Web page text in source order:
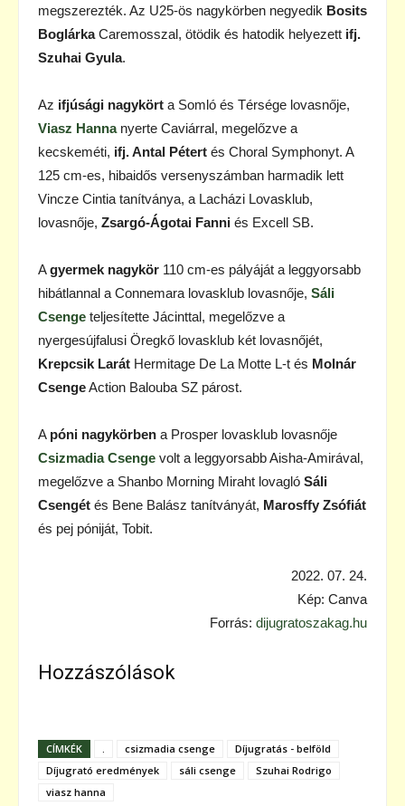
megszerezték. Az U25-ös nagykörben negyedik Bosits
BoglárkaCaremosszal, ötödik és hatodik helyezett ifj.
Szuhai Gyula.
Az ifjúsági nagykört a Somló és Térsége lovasnője,
Viasz Hannanyerte Caviárral, megelőzve a
kecskeméti, ifj. Antal Pétert és Choral Symphonyt. A
125 cm-es, hibaidős versenyszámban harmadik lett
Vincze Cintia tanítványa, a Lacházi Lovasklub,
lovasnője, Zsargó-Ágotai Fanni és Excell SB.
Agyermek nagykör 110 cm-es pályáját a leggyorsabb
hibátlannal a Connemara lovasklub lovasnője, Sáli
Csenge teljesítette Jácinttal, megelőzve a
nyergesújfalusi Öregkő lovasklub két lovasnőjét,
Krepcsik Larát Hermitage De La Motte L-t és Molnár
CsengeAction Balouba SZ párost.
A póni nagykörben a Prosper lovasklub lovasnője
Csizmadia Csenge volt a leggyorsabb Aisha-Amirával,
megelőzve a Shanbo Morning Miraht lovagló Sáli
Csengét és Bene Balász tanítványát, Marosffy Zsófiát
és pej póniját, Tobit.
2022. 07. 24.
Kép: Canva
Forrás: dijugratoszakag.hu
Hozzászólások
CÍMKÉK csizmadia csenge
Díjugratás - belföld
Díjugrató eredmények
sáli csenge
Szuhai Rodrigo
viasz hanna